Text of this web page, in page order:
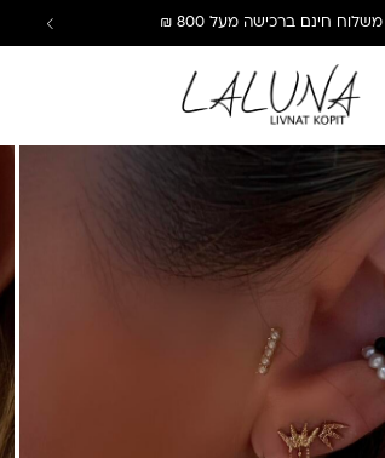
משלוח חינם ברכישה מעל 800 ₪